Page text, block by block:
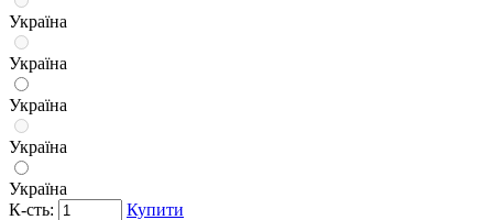
Україна
Україна
Україна
Україна
Україна
К-сть:
Купити